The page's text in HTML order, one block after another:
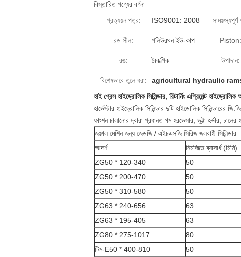
বিস্তারিত পণ্যের বর্ণনা
প্রত্যয়ন পত্র:
ISO9001: 2008 সামঞ্জস্যপূর্ণ
রড সীল: পলিউরথন ইউ-কাপ Piston:
রঙ: বৈকল্পিক উপাদান:
বিশেষভাবে তুলে ধরা: agricultural hydraulic
হাই প্রেস হাইড্রোলিক সিলিন্ডার, রিটার্নিং এগ্রিমেন্ট হাইড্রোলিক
হার্ভেস্টার হাইড্রোলিক সিলিন্ডার দুটি হাইডোলিক সিলিন্ডারের
ফাংশন চালানোর দ্বারা প্রধানত গম হরভেসার, ভুট্টা হর্ভার,
জঞ্জাল মেশিন জন্য জেডজি / এইচএসজি সিরিজ জলবাহী সিলিন্ডার
আদর্শ
নিমজ্জিত ব্যাসার্ধ (মিমি)
ZG50 * 120-340
50
ZG50 * 200-470
50
ZG50 * 310-580
50
ZG63 * 240-656
63
ZG63 * 195-405
63
ZG80 * 275-1017
80
টিম-E50 * 400-810
50